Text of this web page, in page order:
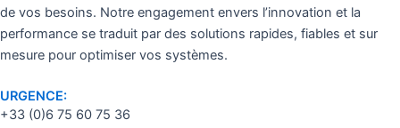
de vos besoins. Notre engagement envers l’innovation et la
performance se traduit par des solutions rapides, fiables et sur
mesure pour optimiser vos systèmes.
URGENCE:
+33 (0)6 75 60 75 36